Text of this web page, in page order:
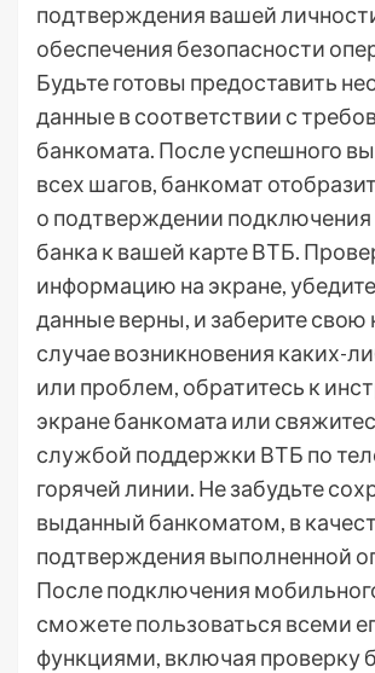
подтверждения вашей
обеспечения безопасности
Будьте готовы предоставить
данные в соответствии с
банкомата. После успешного
всех шагов, банкомат
о подтверждении
банка к вашей карте ВТБ.
информацию на экране,
данные верны, и заберите свою
случае возникновения каких-
или проблем, обратитесь к
экране банкомата или
службой поддержки ВТБ по
горячей линии. Не забудьте
выданный банкоматом, в
подтверждения выполненной
После подключения
сможете пользоваться всеми
функциями, включая проверку